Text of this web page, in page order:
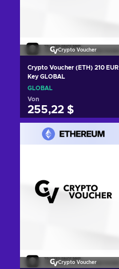
Crypto Voucher
Crypto Voucher (ETH) 210 EUR
Key GLOBAL
GLOBAL
Von
255,22 $
Zum Warenkorb
hinzufügen
Crypto Voucher